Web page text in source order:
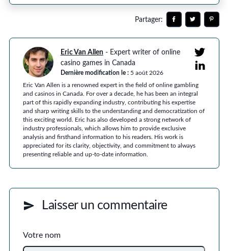
Partager:
Eric Van Allen- Expert writer of online
casino games in Canada
Dernière modification le: 5 août 2026
Eric Van Allen is a renowned expert in the field of online gambling
and casinos in Canada. For over a decade, he has been an integral
part of this rapidly expanding industry, contributing his expertise
and sharp writing skills to the understanding and democratization of
this exciting world. Eric has also developed a strong network of
industry professionals, which allows him to provide exclusive
analysis and firsthand information to his readers. His work is
appreciated for its clarity, objectivity, and commitment to always
presenting reliable and up-to-date information.
Laisser un commentaire
Votre nom